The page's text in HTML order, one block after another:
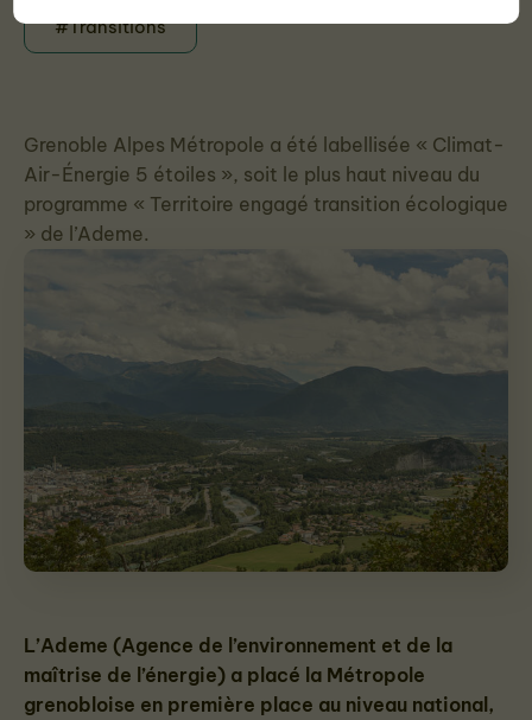
#Transitions
Grenoble Alpes Métropole a été labellisée « Climat-
Air-Énergie 5 étoiles », soit le plus haut niveau du
programme « Territoire engagé transition écologique
» de l’Ademe.
L’Ademe (Agence de l’environnement et de la
maîtrise de l’énergie) a placé la Métropole
grenobloise en première place au niveau national,